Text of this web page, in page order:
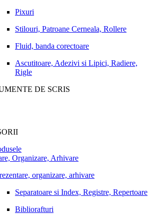
Pixuri
Stilouri, Patroane Cerneala, Rollere
Fluid, banda corectoare
Ascutitoare, Adezivi si Lipici, Radiere,
Rigle
DE SCRIS
Organizare, Arhivare
organizare, arhivare
Separatoare si Index, Registre, Repertoare
Bibliorafturi